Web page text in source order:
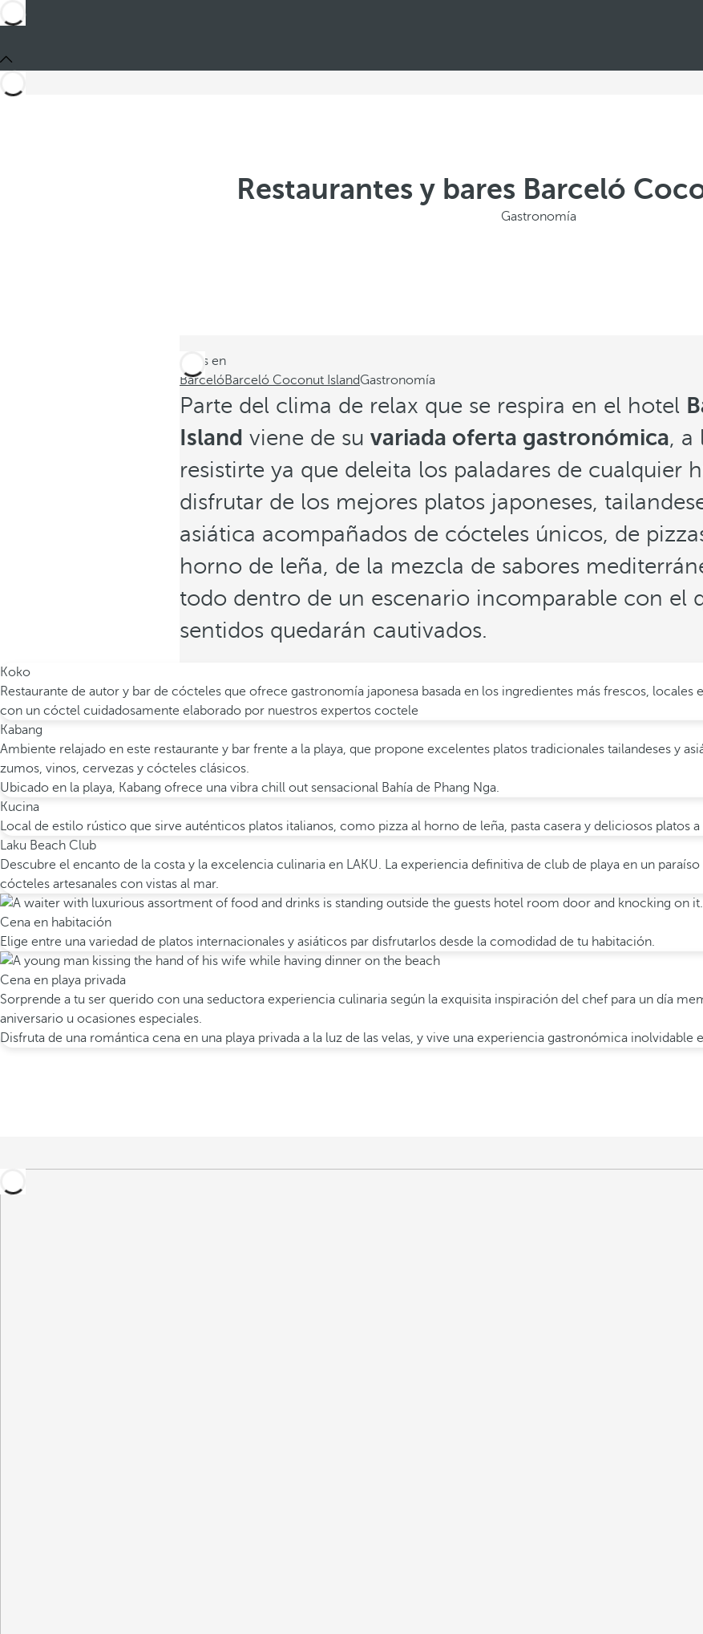
Restaurantes y bares Barceló
Gastronomía
Estás en
BarcelóBarceló Coconut IslandGastronomía
Parte del clima de relax que se respira en el hotel
Island viene de su variada oferta gastronómica, a
resistirte ya que deleita los paladares de cualquier
disfrutar de los mejores platos japoneses,
asiática acompañados de cócteles únicos, de
horno de leña, de la mezcla de sabores
todo dentro de un escenario incomparable con el
sentidos quedarán cautivados.
Koko
Restaurante de autor y bar de cócteles que ofrece gastronomía japonesa basada en los ingredientes más frescos, locales
con un cóctel cuidadosamente elaborado por nuestros expertos coctele
Kabang
Ambiente relajado en este restaurante y bar frente a la playa, que propone excelentes platos tradicionales tailandeses y
zumos, vinos, cervezas y cócteles clásicos.
Ubicado en la playa, Kabang ofrece una vibra chill out sensacional Bahía de Phang Nga.
Kucina
Local de estilo rústico que sirve auténticos platos italianos, como pizza al horno de leña, pasta casera y deliciosos platos a
Laku Beach Club
Descubre el encanto de la costa y la excelencia culinaria en LAKU. La experiencia definitiva de club de playa en un
cócteles artesanales con vistas al mar.
Cena en habitación
Elige entre una variedad de platos internacionales y asiáticos par disfrutarlos desde la comodidad de tu habitación.
Cena en playa privada
Sorprende a tu ser querido con una seductora experiencia culinaria según la exquisita inspiración del chef para un día
aniversario u ocasiones especiales.
Disfruta de una romántica cena en una playa privada a la luz de las velas, y vive una experiencia gastronómica inolvidable